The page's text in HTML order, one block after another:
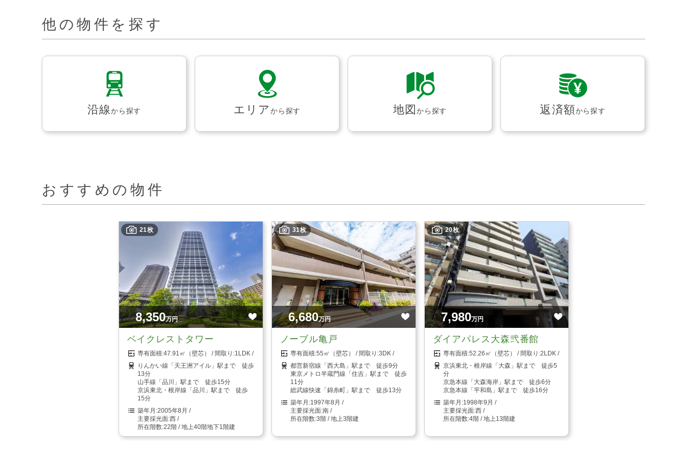
他の物件を探す
沿線から探す エリアから探す 地図から探す 返済額から探す
おすすめの物件
21枚
8,350万円
ベイクレストタワー
47.91㎡（壁芯）
1LDK
りんかい線「天王洲アイル」駅まで 徒歩
13分
山手線「品川」駅まで 徒歩15分
京浜東北・根岸線「品川」駅まで 徒歩
15分
2005年8月
西
22階 / 地上40階地下1階建
31枚
6,680万円
ノーブル亀戸
55㎡（壁芯）
3DK
都営新宿線「西大島」駅まで 徒歩9分
東京メトロ半蔵門線「住吉」駅まで 徒歩
11分
総武線快速「錦糸町」駅まで 徒歩13分
1997年8月
南
3階 / 地上3階建
20枚
7,980万円
ダイアパレス大森弐番館
52.26㎡（壁芯）
2LDK
京浜東北・根岸線「大森」駅まで 徒歩5
分
京急本線「大森海岸」駅まで 徒歩6分
京急本線「平和島」駅まで 徒歩16分
1998年9月
西
4階 / 地上13階建